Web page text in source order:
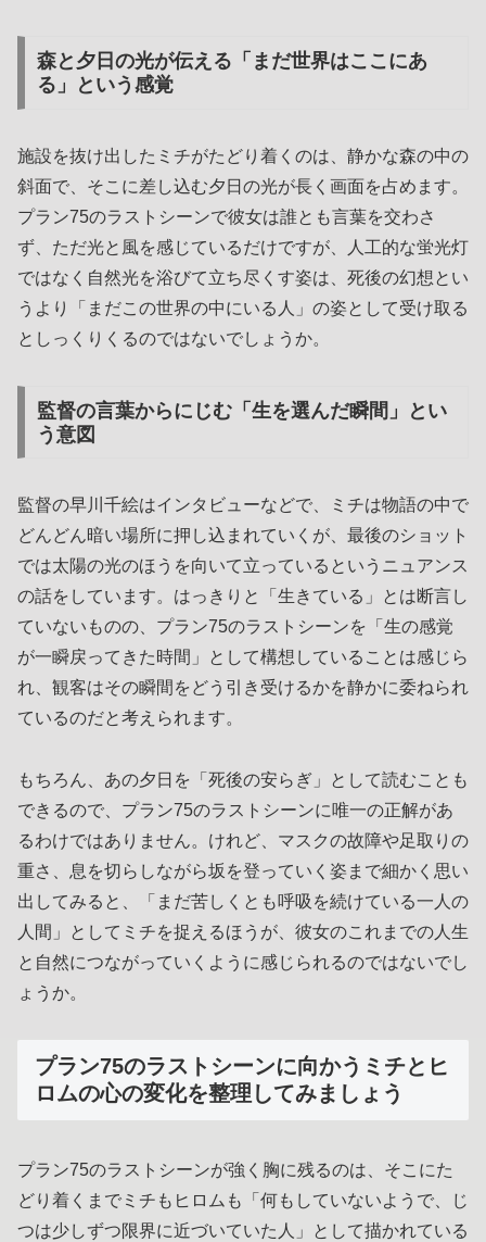
森と夕日の光が伝える「まだ世界はここにあ
る」という感覚
施設を抜け出したミチがたどり着くのは、静かな森の中の
斜面で、そこに差し込む夕日の光が長く画面を占めます。
プラン75のラストシーンで彼女は誰とも言葉を交わさ
ず、ただ光と風を感じているだけですが、人工的な蛍光灯
ではなく自然光を浴びて立ち尽くす姿は、死後の幻想とい
うより「まだこの世界の中にいる人」の姿として受け取る
としっくりくるのではないでしょうか。
監督の言葉からにじむ「生を選んだ瞬間」とい
う意図
監督の早川千絵はインタビューなどで、ミチは物語の中で
どんどん暗い場所に押し込まれていくが、最後のショット
では太陽の光のほうを向いて立っているというニュアンス
の話をしています。はっきりと「生きている」とは断言し
ていないものの、プラン75のラストシーンを「生の感覚
が一瞬戻ってきた時間」として構想していることは感じら
れ、観客はその瞬間をどう引き受けるかを静かに委ねられ
ているのだと考えられます。
もちろん、あの夕日を「死後の安らぎ」として読むことも
できるので、プラン75のラストシーンに唯一の正解があ
るわけではありません。けれど、マスクの故障や足取りの
重さ、息を切らしながら坂を登っていく姿まで細かく思い
出してみると、「まだ苦しくとも呼吸を続けている一人の
人間」としてミチを捉えるほうが、彼女のこれまでの人生
と自然につながっていくように感じられるのではないでし
ょうか。
プラン75のラストシーンに向かうミチとヒ
ロムの心の変化を整理してみましょう
プラン75のラストシーンが強く胸に残るのは、そこにた
どり着くまでミチもヒロムも「何もしていないようで、じ
つは少しずつ限界に近づいていた人」として描かれている